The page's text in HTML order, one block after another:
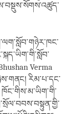
Verma
རིམ་པ་དང་